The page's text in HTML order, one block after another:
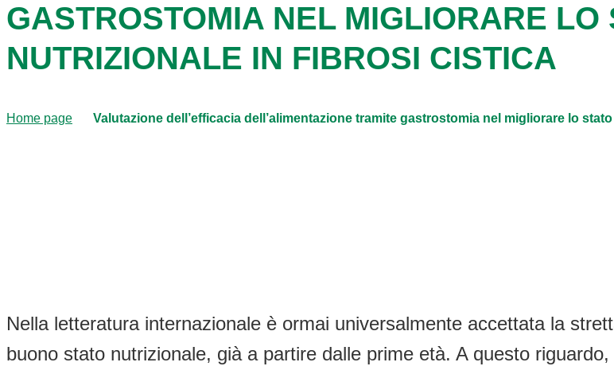
GASTROSTOMIA NEL MIGLIORARE LO
NUTRIZIONALE IN FIBROSI CISTICA
Home page Valutazione dell’efficacia dell’alimentazione tramite gastrostomia nel migliorare lo
Nella letteratura internazionale è ormai universalmente accettata la
buono stato nutrizionale, già a partire dalle prime età. A questo